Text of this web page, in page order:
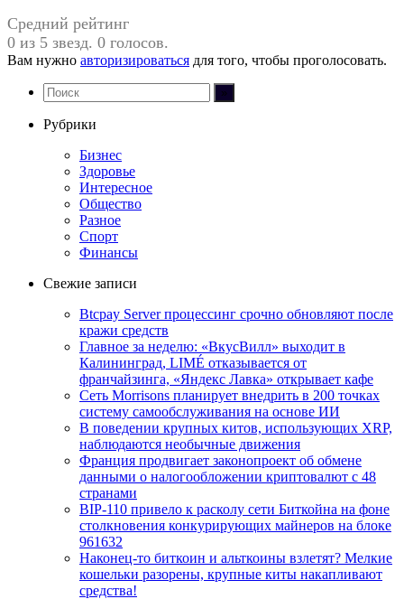
Средний рейтинг
0 из 5 звезд. 0 голосов.
Вам нужно авторизироваться для того, чтобы проголосовать.
Рубрики
Бизнес
Здоровье
Интересное
Общество
Разное
Спорт
Финансы
Свежие записи
Btcpay Server процессинг срочно обновляют после
кражи средств
Главное за неделю: «ВкусВилл» выходит в
Калининград, LIMÉ отказывается от
франчайзинга, «Яндекс Лавка» открывает кафе
Сеть Morrisons планирует внедрить в 200 точках
систему самообслуживания на основе ИИ
В поведении крупных китов, использующих XRP,
наблюдаются необычные движения
Франция продвигает законопроект об обмене
данными о налогообложении криптовалют с 48
странами
BIP-110 привело к расколу сети Биткойна на фоне
столкновения конкурирующих майнеров на блоке
961632
Наконец-то биткоин и альткоины взлетят? Мелкие
кошельки разорены, крупные киты накапливают
средства!